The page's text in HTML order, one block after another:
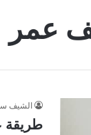
عمر
الشيف
طريقة